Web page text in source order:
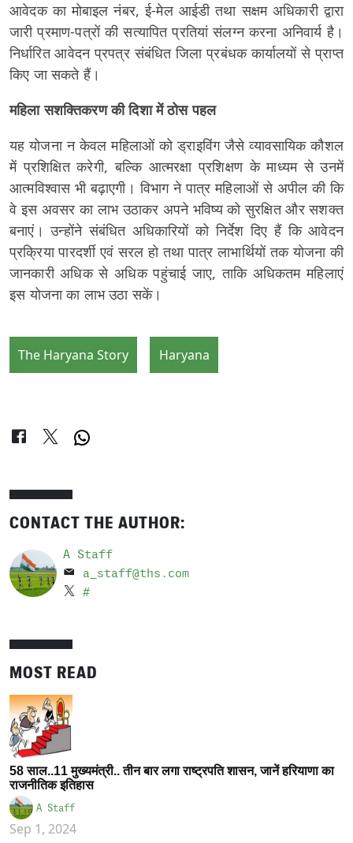
आवेदक का मोबाइल नंबर, ई-मेल आईडी तथा सक्षम अधिकारी द्वारा
जारी प्रमाण-पत्रों की सत्यापित प्रतियां संलग्न करना अनिवार्य है।
निर्धारित आवेदन प्रपत्र संबंधित जिला प्रबंधक कार्यालयों से प्राप्त
किए जा सकते हैं।
महिला सशक्तिकरण की दिशा में ठोस पहल
यह योजना न केवल महिलाओं को ड्राइविंग जैसे व्यावसायिक कौशल
में प्रशिक्षित करेगी, बल्कि आत्मरक्षा प्रशिक्षण के माध्यम से उनमें
आत्मविश्वास भी बढ़ाएगी। विभाग ने पात्र महिलाओं से अपील की कि
वे इस अवसर का लाभ उठाकर अपने भविष्य को सुरक्षित और सशक्त
बनाएं। उन्होंने संबंधित अधिकारियों को निर्देश दिए हैं कि आवेदन
प्रक्रिया पारदर्शी एवं सरल हो तथा पात्र लाभार्थियों तक योजना की
जानकारी अधिक से अधिक पहुंचाई जाए, ताकि अधिकतम महिलाएं
इस योजना का लाभ उठा सकें।
The Haryana Story Haryana
CONTACT THE AUTHOR:
A Staff
a_staff@ths.com
#
MOST READ
58 साल..11 मुख्यमंत्री.. तीन बार लगा राष्ट्रपति शासन, जानें हरियाणा का
राजनीतिक इतिहास
A Staff
Sep 1, 2024